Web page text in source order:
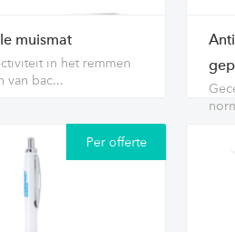
muismat
in het remmen
van bac...
Per offerte